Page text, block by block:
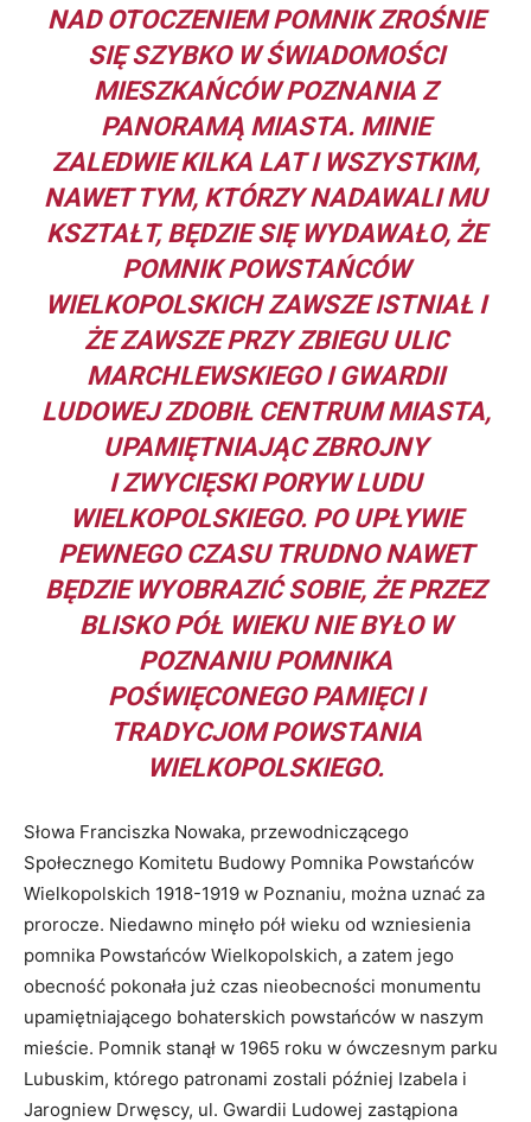
NAD OTOCZENIEM POMNIK ZROŚNIE
SIĘ SZYBKO W ŚWIADOMOŚCI
MIESZKAŃCÓW POZNANIA Z
PANORAMĄ MIASTA. MINIE
ZALEDWIE KILKA LAT I WSZYSTKIM,
NAWET TYM, KTÓRZY NADAWALI MU
KSZTAŁT, BĘDZIE SIĘ WYDAWAŁO, ŻE
POMNIK POWSTAŃCÓW
WIELKOPOLSKICH ZAWSZE ISTNIAŁ I
ŻE ZAWSZE PRZY ZBIEGU ULIC
MARCHLEWSKIEGO I GWARDII
LUDOWEJ ZDOBIŁ CENTRUM MIASTA,
UPAMIĘTNIAJĄC ZBROJNY
I ZWYCIĘSKI PORYW LUDU
WIELKOPOLSKIEGO. PO UPŁYWIE
PEWNEGO CZASU TRUDNO NAWET
BĘDZIE WYOBRAZIĆ SOBIE, ŻE PRZEZ
BLISKO PÓŁ WIEKU NIE BYŁO W
POZNANIU POMNIKA
POŚWIĘCONEGO PAMIĘCI I
TRADYCJOM POWSTANIA
WIELKOPOLSKIEGO.
Słowa Franciszka Nowaka, przewodniczącego
Społecznego Komitetu Budowy Pomnika Powstańców
Wielkopolskich 1918-1919 w Poznaniu, można uznać za
prorocze. Niedawno minęło pół wieku od wzniesienia
pomnika Powstańców Wielkopolskich, a zatem jego
obecność pokonała już czas nieobecności monumentu
upamiętniającego bohaterskich powstańców w naszym
mieście. Pomnik stanął w 1965 roku w ówczesnym parku
Lubuskim, którego patronami zostali później Izabela i
Jarogniew Drwęscy, ul. Gwardii Ludowej zastąpiona